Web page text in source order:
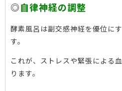
◎自律神経の調整
酵素風呂は副交感神経を優位に
す。
これが、ストレスや緊張による
ります。